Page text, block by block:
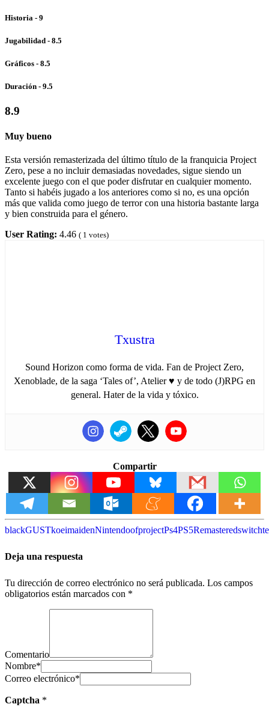
Historia - 9
Jugabilidad - 8.5
Gráficos - 8.5
Duración - 9.5
8.9
Muy bueno
Esta versión remasterizada del último título de la franquicia Project
Zero, pese a no incluir demasiadas novedades, sigue siendo un
excelente juego con el que poder disfrutar en cualquier momento.
Tanto si habéis jugado a los anteriores como si no, es una opción
más que valida como juego de terror con una historia bastante larga
y bien construida para el género.
User Rating: 4.46 ( 1 votes)
Txustra
Sound Horizon como forma de vida. Fan de Project Zero,
Xenoblade, de la saga ‘Tales of’, Atelier ♥ y de todo (J)RPG en
general. Hater de la vida y tóxico.
Compartir
blackGUSTkoeimaidenNintendoofprojectPs4PS5Remasteredswitch
Deja una respuesta
Tu dirección de correo electrónico no será publicada. Los campos
obligatorios están marcados con *
Comentario
Nombre*
Correo electrónico*
Captcha *